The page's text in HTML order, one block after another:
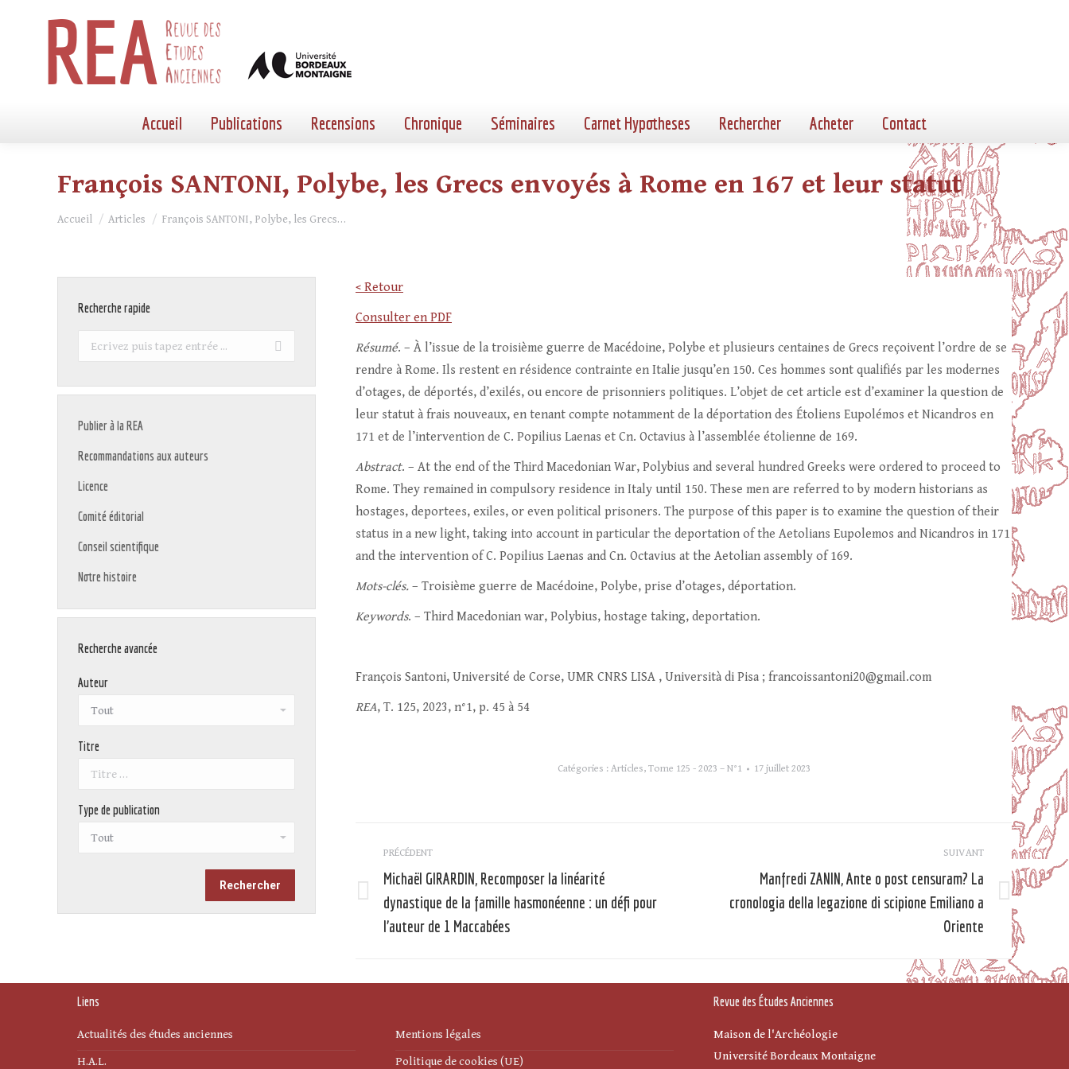
Accueil Publications Recensions Chronique Séminaires Carnet Hypotheses Rechercher Acheter Contact
François SANTONI, Polybe, les Grecs envoyés à Rome en 167 et leur statut
Vous êtes ici :
Accueil Articles François SANTONI, Polybe, les Grecs…
< Retour
Consulter en PDF
Résumé. – À l’issue de la troisième guerre de Macédoine, Polybe et plusieurs centaines de Grecs reçoivent l’ordre de se
rendre à Rome. Ils restent en résidence contrainte en Italie jusqu’en 150. Ces hommes sont qualifiés par les modernes
d’otages, de déportés, d’exilés, ou encore de prisonniers politiques. L’objet de cet article est d’examiner la question de
leur statut à frais nouveaux, en tenant compte notamment de la déportation des Étoliens Eupolémos et Nicandros en
171 et de l’intervention de C. Popilius Laenas et Cn. Octavius à l’assemblée étolienne de 169.
Abstract. – At the end of the Third Macedonian War, Polybius and several hundred Greeks were ordered to proceed to
Rome. They remained in compulsory residence in Italy until 150. These men are referred to by modern historians as
hostages, deportees, exiles, or even political prisoners. The purpose of this paper is to examine the question of their
status in a new light, taking into account in particular the deportation of the Aetolians Eupolemos and Nicandros in 171
and the intervention of C. Popilius Laenas and Cn. Octavius at the Aetolian assembly of 169.
Mots-clés. – Troisième guerre de Macédoine, Polybe, prise d’otages, déportation.
Keywords. – Third Macedonian war, Polybius, hostage taking, deportation.
François Santoni, Université de Corse, UMR CNRS LISA , Università di Pisa ; francoissantoni20@gmail.com
REA, T. 125, 2023, n°1, p. 45 à 54
Catégories : Articles, Tome 125 - 2023 – N°1 17 juillet 2023
Navigation
article
PRÉCÉDENT
Article
précédent
Michaël GIRARDIN, Recomposer la linéarité
dynastique de la famille hasmonéenne : un défi pour
l’auteur de 1 Maccabées
SUIVANT
Article
Manfredi ZANIN, Ante o post censuram? La
cronologia della legazione di scipione Emiliano a
Oriente
Recherche rapide
Recherche
Publier à la REA
Recommandations aux auteurs
Licence
Comité éditorial
Conseil scientifique
Notre histoire
Recherche avancée
Auteur
Titre
Type de publication
Liens
Actualités des études anciennes
H.A.L.
Mentions légales
Politique de cookies (UE)
Revue des Études Anciennes
Maison de l'Archéologie
Université Bordeaux Montaigne